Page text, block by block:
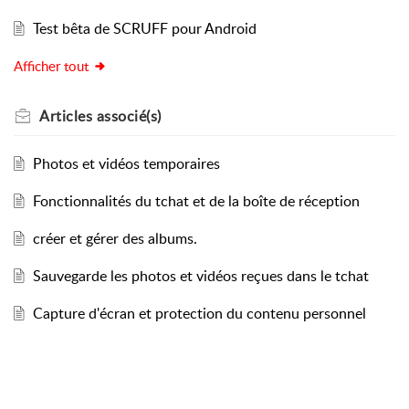
Test bêta de SCRUFF pour Android
Afficher tout
Articles associé(s)
Photos et vidéos temporaires
Fonctionnalités du tchat et de la boîte de réception
créer et gérer des albums.
Sauvegarde les photos et vidéos reçues dans le tchat
Capture d'écran et protection du contenu personnel